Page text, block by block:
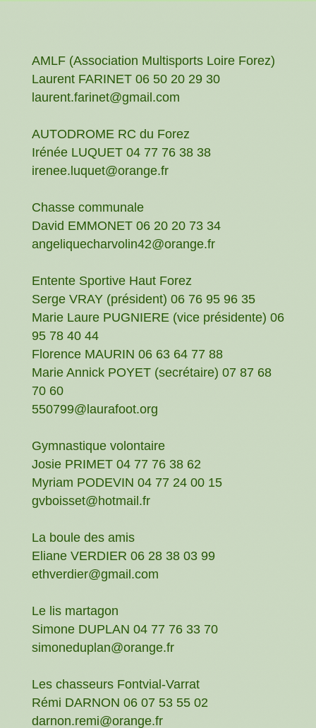
AMLF (Association Multisports Loire Forez)
Laurent FARINET 06 50 20 29 30
laurent.farinet@gmail.com
AUTODROME RC du Forez
Irénée LUQUET 04 77 76 38 38
irenee.luquet@orange.fr
Chasse communale
David EMMONET 06 20 20 73 34
angeliquecharvolin42@orange.fr
Entente Sportive Haut Forez
Serge VRAY (président) 06 76 95 96 35
Marie Laure PUGNIERE (vice présidente) 06
95 78 40 44
Florence MAURIN 06 63 64 77 88
Marie Annick POYET (secrétaire) 07 87 68
70 60
550799@laurafoot.org
Gymnastique volontaire
Josie PRIMET 04 77 76 38 62
Myriam PODEVIN 04 77 24 00 15
gvboisset@hotmail.fr
La boule des amis
Eliane VERDIER 06 28 38 03 99
ethverdier@gmail.com
Le lis martagon
Simone DUPLAN 04 77 76 33 70
simoneduplan@orange.fr
Les chasseurs Fontvial-Varrat
Rémi DARNON 06 07 53 55 02
darnon.remi@orange.fr